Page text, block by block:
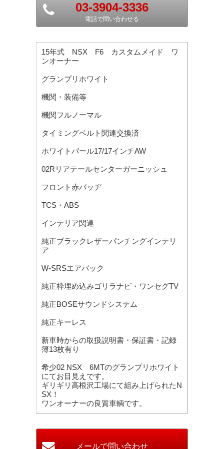
03-3904-3336
電話で問い合わせる
15年式 NSX F6 カスタムメイド ワ
ンオーナー
グランプリホワイト
機関・装備等
機関フルノーマル
タイミングベルト関連交換済
ホワイトパール17/17インチAW
02Rリアテールセンターガーニッシュ
フロント赤バッヂ
TCS・ABS
インテリア関連
純正ブラックレザーパンチングインテリ
ア
W-SRSエアバック
純正枠埋め込みゴリラナビ・ワンセグTV
純正BOSEサウンドシステム
純正キーレス
新車時からの取扱説明書・保証書・記録
簿13枚有り
希少02 NSX 6MTのグランプリホワイト
にてお目見えです。
ギリギリ高根沢工場にて組み上げられたN
SX！
ワンオーナーの良質車輌です。